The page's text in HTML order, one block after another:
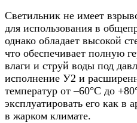
Светильник не имеет
для использования в
однако обладает высокой
что обеспечивает полную
влаги и струй воды под
исполнение У2 и
температур от –60°C до
эксплуатировать его как в
в жарком климате.